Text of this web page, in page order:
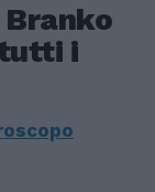
tutti i